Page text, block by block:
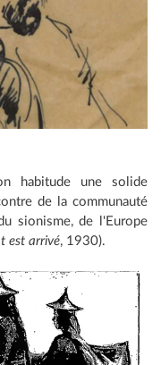
habitude une solide
de la communauté
sionisme, de l'Europe
est arrivé, 1930).